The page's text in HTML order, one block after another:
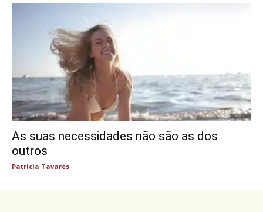
As suas necessidades não são as dos
outros
Patricia Tavares